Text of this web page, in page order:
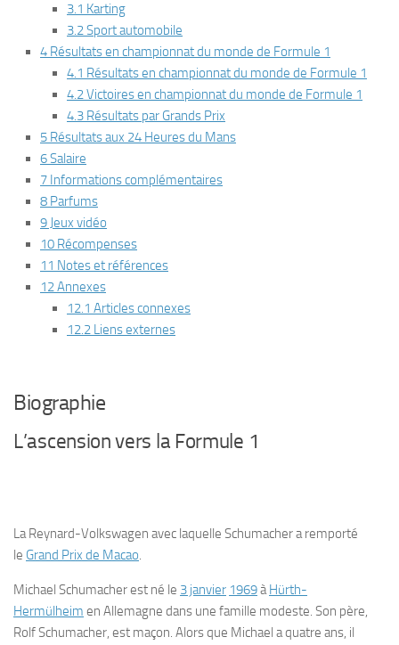
3.1 Karting
3.2 Sport automobile
4 Résultats en championnat du monde de Formule 1
4.1 Résultats en championnat du monde de Formule 1
4.2 Victoires en championnat du monde de Formule 1
4.3 Résultats par Grands Prix
5 Résultats aux 24 Heures du Mans
6 Salaire
7 Informations complémentaires
8 Parfums
9 Jeux vidéo
10 Récompenses
11 Notes et références
12 Annexes
12.1 Articles connexes
12.2 Liens externes
Biographie
L’ascension vers la Formule 1
La Reynard-Volkswagen avec laquelle Schumacher a remporté
le Grand Prix de Macao.
Michael Schumacher est né le 3 janvier 1969àHürth-
Hermülheim en Allemagne dans une famille modeste. Son père,
Rolf Schumacher, est maçon. Alors que Michael a quatre ans, il